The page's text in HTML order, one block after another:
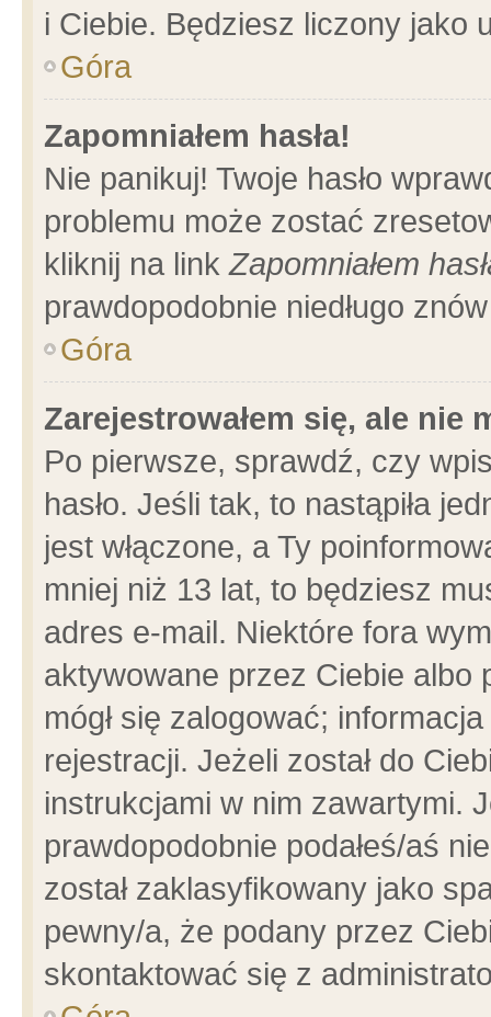
i Ciebie. Będziesz liczony jako
Góra
Zapomniałem hasła!
Nie panikuj! Twoje hasło
problemu może zostać
kliknij na linkZapomniałem
prawdopodobnie niedługo
Góra
Zarejestrowałem się, ale nie
Po pierwsze, sprawdź, czy
hasło. Jeśli tak, to nastąpiła
jest włączone, a Ty
mniej niż 13 lat, to będziesz
adres e-mail. Niektóre fora
aktywowane przez Ciebie albo
mógł się zalogować;
rejestracji. Jeżeli został do
instrukcjami w nim zawartymi.
prawdopodobnie podałeś/aś
został zaklasyfikowany jako
pewny/a, że podany przez
skontaktować się z